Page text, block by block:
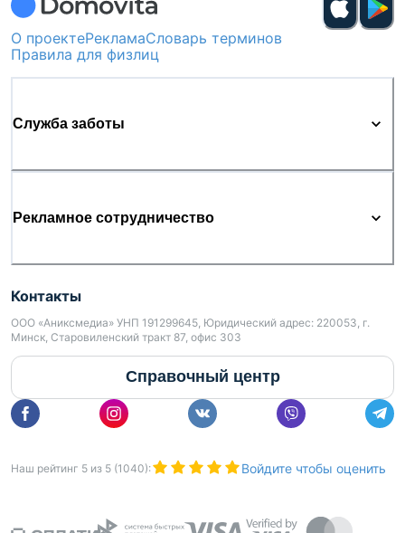
О проектеРекламаСловарь терминов
Правила для физлиц
Служба заботы
Рекламное сотрудничество
Контакты
ООО «Аниксмедиа» УНП 191299645, Юридический адрес: 220053, г.
Минск, Старовиленский тракт 87, офис 303
Справочный центр
Наш рейтинг 5 из 5 (1040): Войдите чтобы оценить